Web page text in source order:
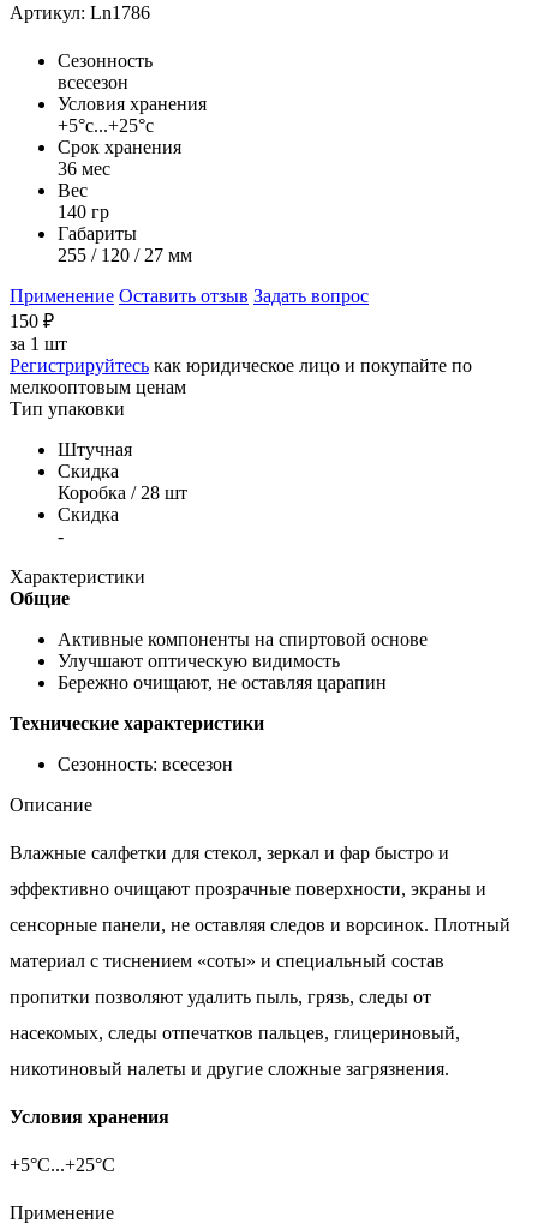
Артикул: Ln1786
Сезонность
всесезон
Условия хранения
+5°с...+25°с
Срок хранения
36 мес
Вес
140 гр
Габариты
255 / 120 / 27 мм
Применение Оставить отзыв Задать вопрос
150 ₽
за 1 шт
Регистрируйтесь как юридическое лицо и покупайте по
мелкооптовым ценам
Тип упаковки
Штучная
Скидка
Коробка / 28 шт
Скидка
-
Характеристики
Общие
Активные компоненты на спиртовой основе
Улучшают оптическую видимость
Бережно очищают, не оставляя царапин
Технические характеристики
Сезонность: всесезон
Описание
Влажные салфетки для стекол, зеркал и фар быстро и
эффективно очищают прозрачные поверхности, экраны и
сенсорные панели, не оставляя следов и ворсинок. Плотный
материал с тиснением «соты» и специальный состав
пропитки позволяют удалить пыль, грязь, следы от
насекомых, следы отпечатков пальцев, глицериновый,
никотиновый налеты и другие сложные загрязнения.
Условия хранения
+5°С...+25°С
Применение